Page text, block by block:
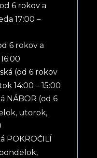
6 rokov a
17:00 –
6 rokov a
(od 6 rokov
14:00 – 15:00
NÁBOR (od 6
utorok,
POKROČILÍ